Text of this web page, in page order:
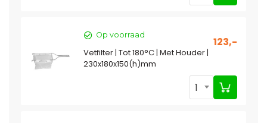
Op voorraad
123,-
Vetfilter | Tot 180°C | Met Houder |
230x180x150(h)mm
1